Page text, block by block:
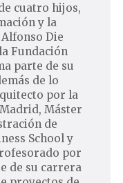
cuatro hijos,
y la
Die
Fundación
parte de su
de lo
por la
Máster
de
School y
por
de su carrera